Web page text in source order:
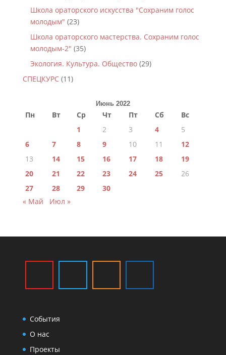
Школа ораторского искусства "Сохраним голос
молодым" (23)
Школа ораторского мастерства. Сохраним голос
молодым-2" (35)
Экология. Культура. Общество(29)
СПЕЦКУРС(11)
Июнь 2022
Пн Вт Ср Чт Пт Сб
Вс
1
2 3 4
5
6
7 8 9 10 11
12
13
14 15 16 17 18
19
20
21 22 23 24 25
26
27
28 29
30
« Май
Июл »
События
О нас
Проекты